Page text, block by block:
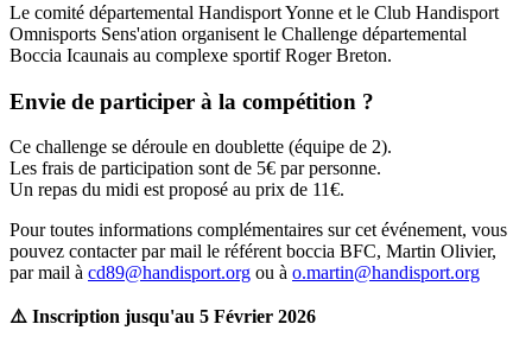
Le comité départemental Handisport Yonne et le Club Handisport
Omnisports Sens'ation organisent le Challenge départemental
Boccia Icaunais au complexe sportif Roger Breton.
Envie de participer à la compétition ?
Ce challenge se déroule en doublette (équipe de 2).
Les frais de participation sont de 5€ par personne.
Un repas du midi est proposé au prix de 11€.
Pour toutes informations complémentaires sur cet événement, vous
pouvez contacter par mail le référent boccia BFC, Martin Olivier,
par mail à cd89@handisport.org ou à o.martin@handisport.org
⚠️ Inscription jusqu'au 5 Février 2026